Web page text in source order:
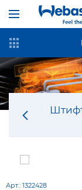
Арт.: 1322428